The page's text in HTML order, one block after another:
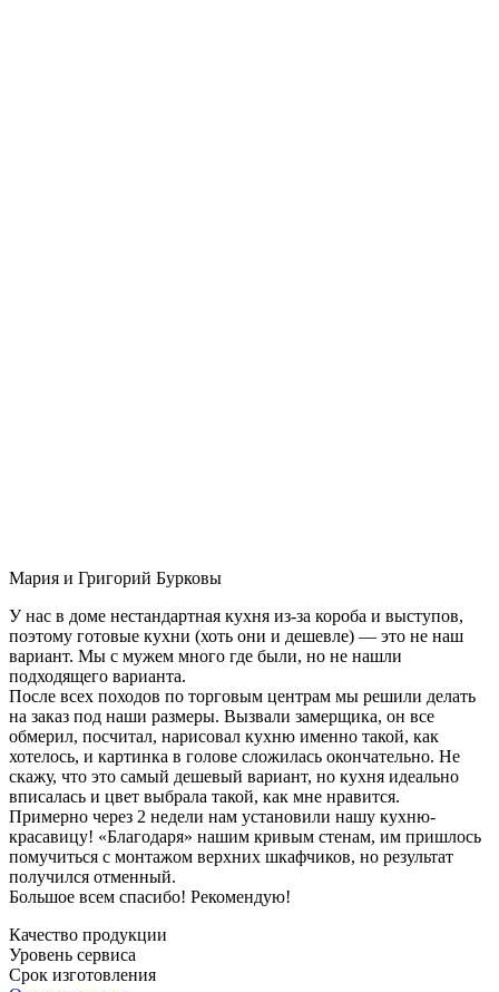
Мария и Григорий Бурковы
У нас в доме нестандартная кухня из-за короба и выступов,
поэтому готовые кухни (хоть они и дешевле) — это не наш
вариант. Мы с мужем много где были, но не нашли
подходящего варианта.
После всех походов по торговым центрам мы решили делать
на заказ под наши размеры. Вызвали замерщика, он все
обмерил, посчитал, нарисовал кухню именно такой, как
хотелось, и картинка в голове сложилась окончательно. Не
скажу, что это самый дешевый вариант, но кухня идеально
вписалась и цвет выбрала такой, как мне нравится.
Примерно через 2 недели нам установили нашу кухню-
красавицу! «Благодаря» нашим кривым стенам, им пришлось
помучиться с монтажом верхних шкафчиков, но результат
получился отменный.
Большое всем спасибо! Рекомендую!
Качество продукции
Уровень сервиса
Срок изготовления